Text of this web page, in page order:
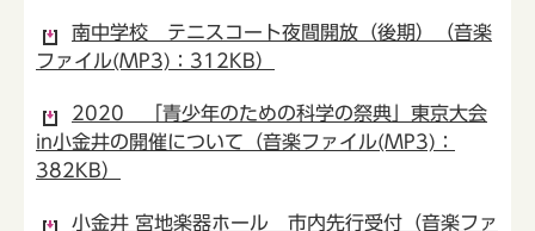
南中学校 テニスコート夜間開放（後期）（音楽
ファイル(MP3)：312KB）
2020 「青少年のための科学の祭典」東京大会
in小金井の開催について（音楽ファイル(MP3)：
382KB）
小金井 宮地楽器ホール 市内先行受付（音楽ファ